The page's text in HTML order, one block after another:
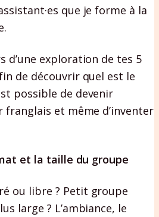
que je forme à la
d’une exploration de tes 5
de découvrir quel est le
possible de devenir
et même d’inventer
et la taille du groupe
ou libre ? Petit groupe
large ? L’ambiance, le